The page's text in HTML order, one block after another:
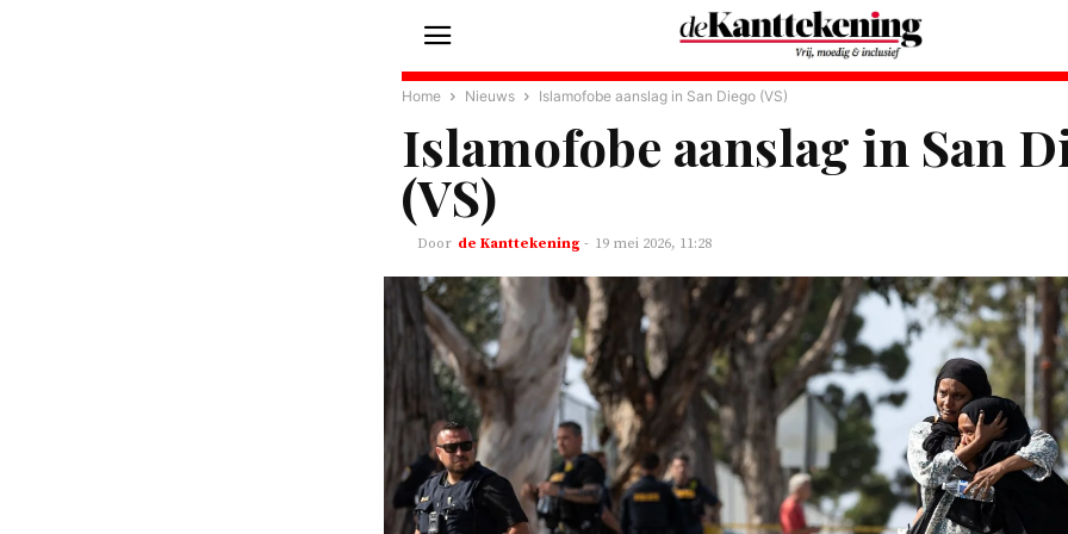
Home Nieuws Islamofobe aanslag in San Diego (VS)
Islamofobe aanslag in San
(VS)
de Kanttekening - 19 mei 2026, 11:28